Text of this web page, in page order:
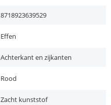
8718923639529
Effen
Achterkant en zijkanten
Rood
Zacht kunststof